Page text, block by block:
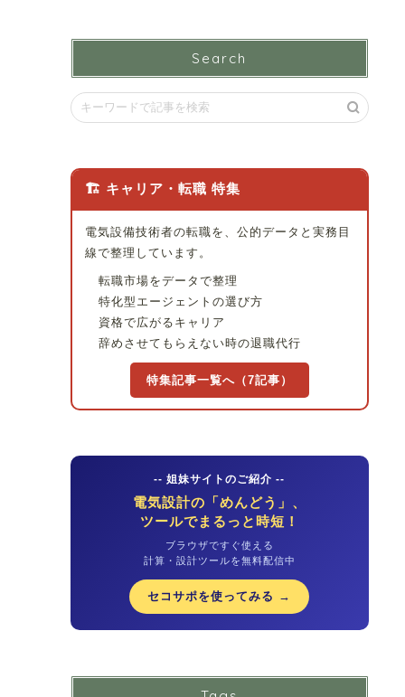
Search
🏗 キャリア・転職 特集
電気設備技術者の転職を、公的データと実務目
線で整理しています。
転職市場をデータで整理
特化型エージェントの選び方
資格で広がるキャリア
辞めさせてもらえない時の退職代行
特集記事一覧へ（7記事）
-- 姐妹サイトのご紹介 --
電気設計の「めんどう」、
ツールでまるっと時短！
ブラウザですぐ使える
計算・設計ツールを無料配信中
セコサポを使ってみる →